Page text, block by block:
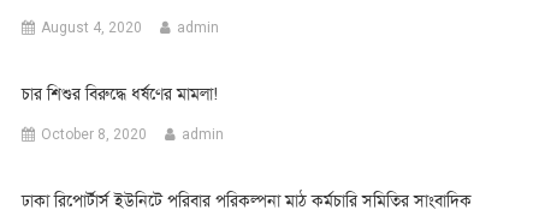
August 4, 2020 admin
চার শিশুর বিরুদ্ধে ধর্ষণের মামলা!
October 8, 2020 admin
ঢাকা রিপোর্টার্স ইউনিটে পরিবার পরিকল্পনা মাঠ কর্মচারি সমিতির সাংবাদিক